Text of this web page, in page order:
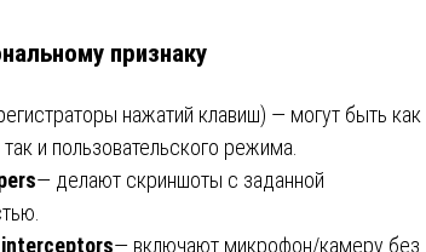
признаку
нажатий клавиш) — могут быть как
и пользовательского режима.
— делают скриншоты с заданной
— включают микрофон/камеру без